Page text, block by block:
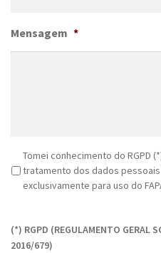
Mensagem *
G
Tomei conhecimento do RGPD
tratamento dos dados
exclusivamente para uso do
A
P
(*) RGPD (REGULAMENTO GERAL
2016/679)